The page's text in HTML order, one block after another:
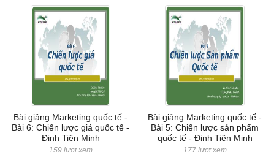
Bài giảng Marketing quốc tế -
Bài 6: Chiến lược giá quốc tế -
Đinh Tiên Minh
159 lượt xem
Bài giảng Marketing quốc tế -
Bài 5: Chiến lược sản phẩm
quốc tế - Đinh Tiên Minh
177 lượt xem